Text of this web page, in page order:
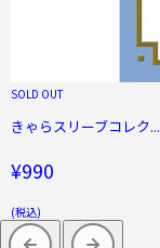
SOLD OUT
きゃらスリーブコレク...
¥990
(税込)